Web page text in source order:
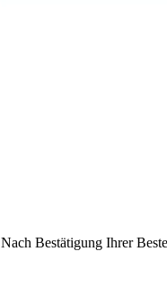
Nach Bestätigung Ihrer